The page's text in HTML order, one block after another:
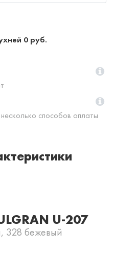
0 руб.
способов оплаты
U-207
328 бежевый